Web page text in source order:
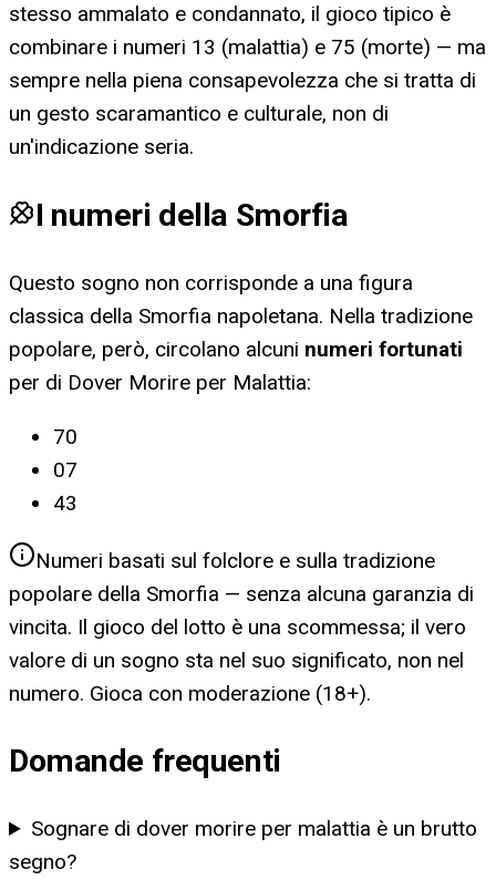
stesso ammalato e condannato, il gioco tipico è
combinare i numeri 13 (malattia) e 75 (morte) — ma
sempre nella piena consapevolezza che si tratta di
un gesto scaramantico e culturale, non di
un'indicazione seria.
I numeri della Smorfia
Questo sogno non corrisponde a una figura
classica della Smorfia napoletana. Nella tradizione
popolare, però, circolano alcuni numeri fortunati
per di Dover Morire per Malattia:
70
07
43
Numeri basati sul folclore e sulla tradizione
popolare della Smorfia — senza alcuna garanzia di
vincita. Il gioco del lotto è una scommessa; il vero
valore di un sogno sta nel suo significato, non nel
numero. Gioca con moderazione (18+).
Domande frequenti
Sognare di dover morire per malattia è un brutto
segno?